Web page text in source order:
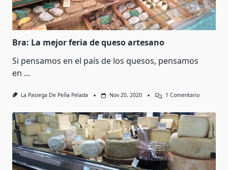
Bra: La mejor feria de queso artesano
Si pensamos en el país de los quesos, pensamos
en ...
La Pasiega De Peña Pelada Nov 20, 2020 1 ComentarioEn
Mejor
Feria
De
Queso
Artesano